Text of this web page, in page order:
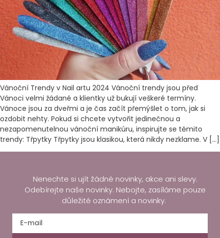
Vánoční Trendy v Nail artu 2024 Vánoční trendy jsou před
Vánoci velmi žádané a klientky už bukují veškeré termíny.
Vánoce jsou za dveřmi a je čas začít přemýšlet o tom, jak si
ozdobit nehty. Pokud si chcete vytvořit jedinečnou a
nezapomenutelnou vánoční manikúru, inspirujte se těmito
trendy: Třpytky Třpytky jsou klasikou, která nikdy nezklame. V […]
Nenechte si ujít žádné novinky, akce ani slevy.
Odebírejte naše novinky. Nebojte, zasíláme pouze
důležité oznámení a novinky.